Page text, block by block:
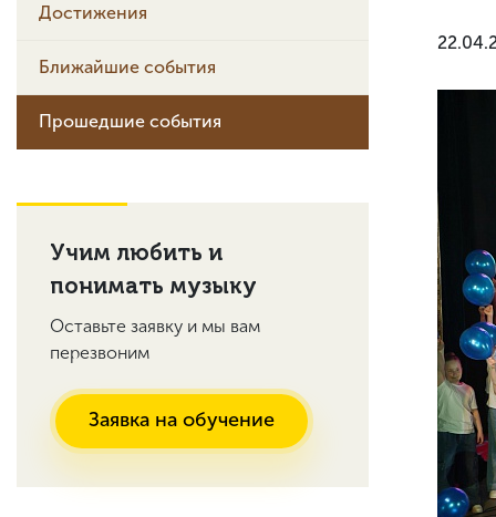
Достижения
Ближайшие события
Прошедшие события
Учим любить и
понимать музыку
Оставьте заявку и мы вам
перезвоним
Заявка на обучение